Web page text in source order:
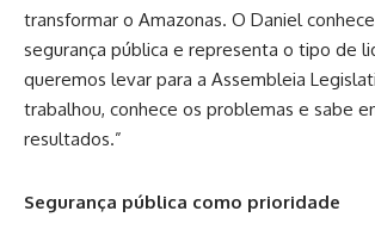
transformar o Amazonas. O Daniel
segurança pública e representa o tipo de
queremos levar para a Assembleia
trabalhou, conhece os problemas e sabe
resultados.”
Segurança pública como prioridade